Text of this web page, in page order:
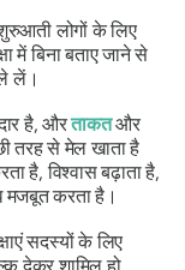
लोगों के लिए
में बिना बताए जाने से
लें।
है, औरताकतऔर
तरह से मेल खाता है
है, विश्वास बढ़ाता है,
करता है।
सदस्यों के लिए